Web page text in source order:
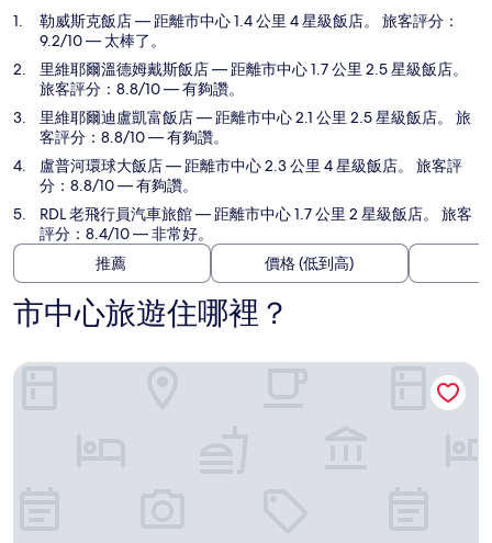
勒威斯克飯店— 距離市中心 1.4 公里 4 星級飯店。 旅客評分：
9.2/10 — 太棒了。
里維耶爾溫德姆戴斯飯店— 距離市中心 1.7 公里 2.5 星級飯店。
旅客評分：8.8/10 — 有夠讚。
里維耶爾迪盧凱富飯店— 距離市中心 2.1 公里 2.5 星級飯店。 旅
客評分：8.8/10 — 有夠讚。
盧普河環球大飯店— 距離市中心 2.3 公里 4 星級飯店。 旅客評
分：8.8/10 — 有夠讚。
RDL 老飛行員汽車旅館— 距離市中心 1.7 公里 2 星級飯店。 旅客
評分：8.4/10 — 非常好。
推薦
價格 (低到高)
市中心旅遊住哪裡？
勒威斯克飯店